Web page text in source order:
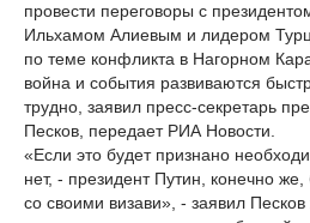
провести переговоры с
Ильхамом Алиевым и лидером
по теме конфликта в Нагорном
война и события развиваются
трудно, заявил пресс-секретарь
Песков, передает РИА Новости.
«Если это будет признано
нет, - президент Путин, конечно же,
со своими визави», - заявил